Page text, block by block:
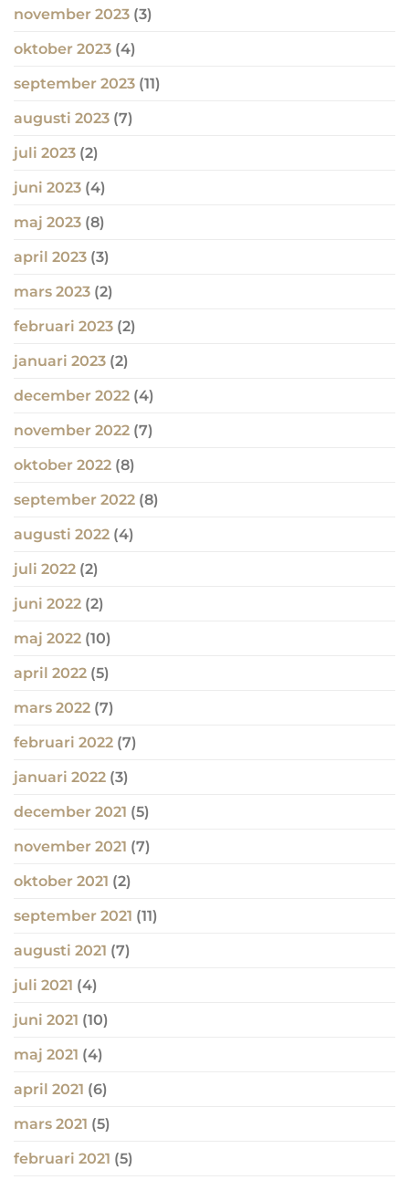
november 2023 (3)
oktober 2023 (4)
september 2023 (11)
augusti 2023 (7)
juli 2023 (2)
juni 2023 (4)
maj 2023 (8)
april 2023 (3)
mars 2023 (2)
februari 2023 (2)
januari 2023 (2)
december 2022 (4)
november 2022 (7)
oktober 2022 (8)
september 2022 (8)
augusti 2022 (4)
juli 2022 (2)
juni 2022 (2)
maj 2022 (10)
april 2022 (5)
mars 2022 (7)
februari 2022 (7)
januari 2022 (3)
december 2021 (5)
november 2021 (7)
oktober 2021 (2)
september 2021 (11)
augusti 2021 (7)
juli 2021 (4)
juni 2021 (10)
maj 2021 (4)
april 2021 (6)
mars 2021 (5)
februari 2021 (5)